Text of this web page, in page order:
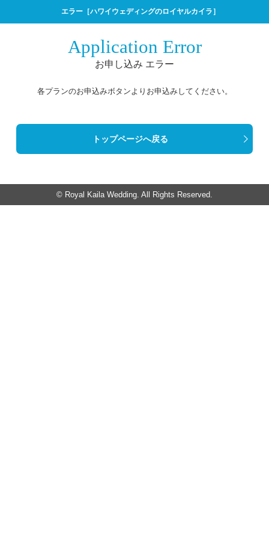
エラー［ハワイウェディングのロイヤルカイラ］
Application Error
お申し込み エラー
各プランのお申込みボタンよりお申込みしてください。
トップページへ戻る
© Royal Kaila Wedding. All Rights Reserved.